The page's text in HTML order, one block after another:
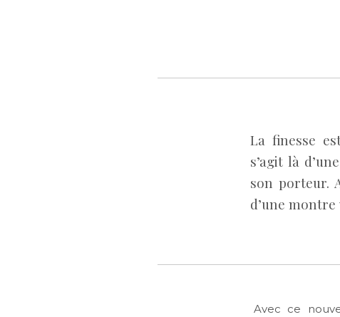
La finesse
s’agit là
son porteur.
d’une
Avec ce